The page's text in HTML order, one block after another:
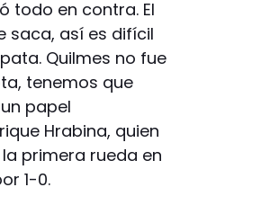
todo en contra. El
saca, así es difícil
Quilmes no fue
tenemos que
papel
Hrabina, quien
primera rueda en
1-0.